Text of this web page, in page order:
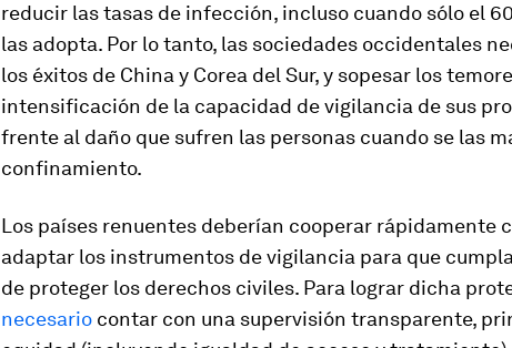
reducir las tasas de infección, incluso cuando sólo el
las adopta. Por lo tanto, las sociedades occidentales
los éxitos de China y Corea del Sur, y sopesar los
intensificación de la capacidad de vigilancia de sus
frente al daño que sufren las personas cuando se las
confinamiento.
Los países renuentes deberían cooperar rápidamente
adaptar los instrumentos de vigilancia para que
de proteger los derechos civiles. Para lograr dicha
necesario contar con una supervisión transparente,